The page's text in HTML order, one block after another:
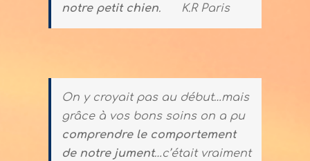
notre petit chien. K.R Paris
On y croyait pas au début…mais
grâce à vos bons soins on a pu
comprendre le comportement
de notre jument…c’était vraiment